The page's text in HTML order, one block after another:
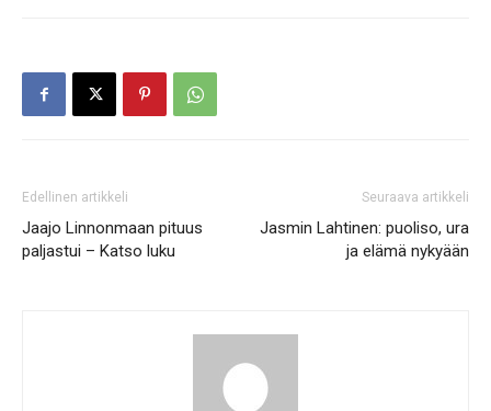
Edellinen artikkeli
Jaajo Linnonmaan pituus
paljastui – Katso luku
Seuraava artikkeli
Jasmin Lahtinen: puoliso, ura
ja elämä nykyään